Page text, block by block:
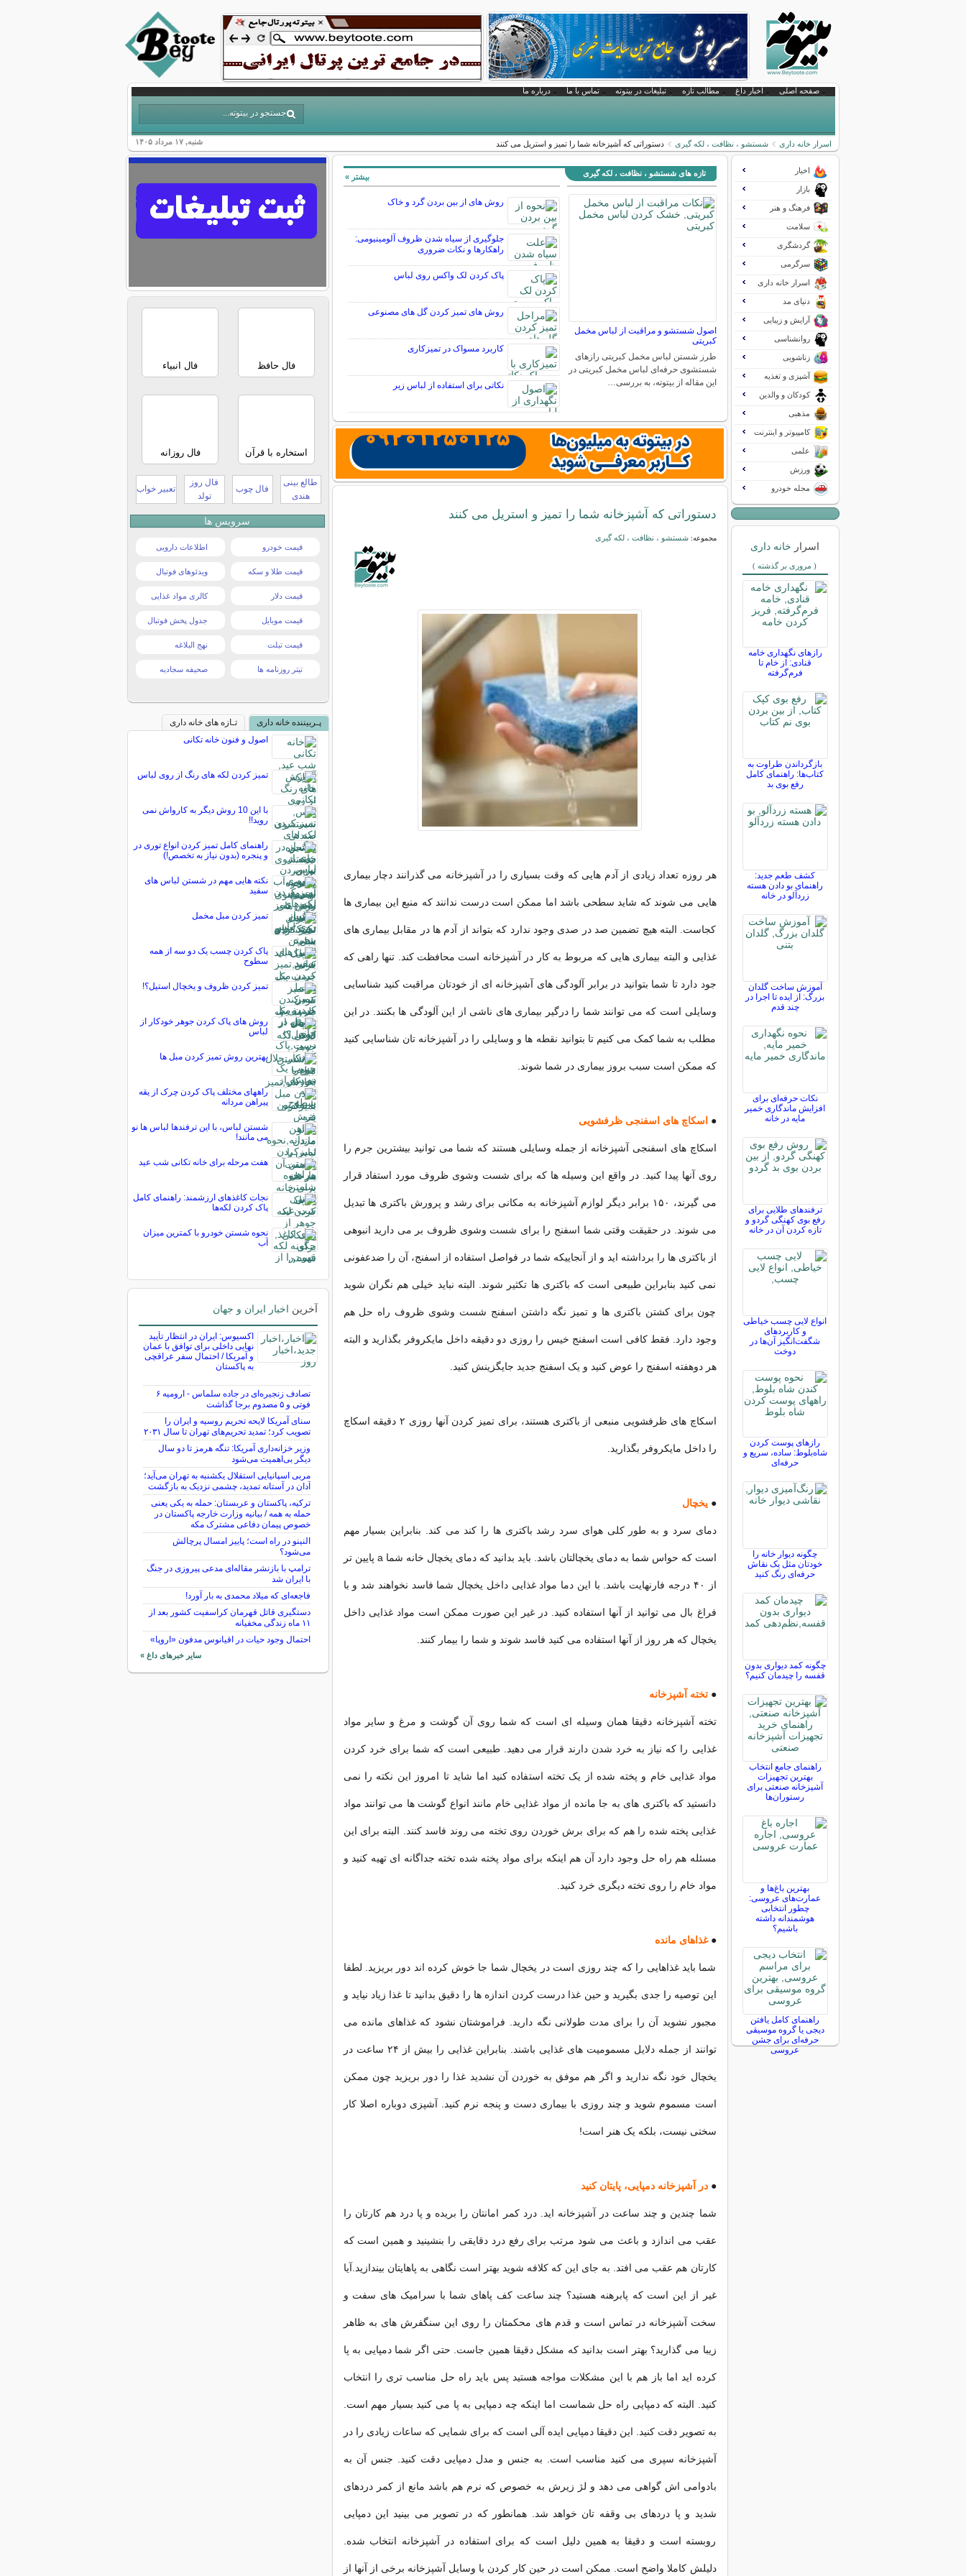
صفحه اصلی اخبار داغ مطالب تازه تبلیغات در بیتوته تماس با ما درباره ما
شنبه, ۱۷ مرداد ۱۴۰۵ اسرار خانه داری شستشو ، نظافت ، لکه گیری دستوراتی که آشپزخانه شما را تمیز و استریل می کنند
تازه های شستشو ، نظافت ، لکه گیری
اصول شستشو و مراقبت از لباس مخمل
کبریتی
طرز شستن لباس مخمل کبریتی رازهای
شستشوی حرفه‌ای لباس مخمل کبریتی در
این مقاله از بیتوته، به بررسی…
روش های از بين بردن گرد و خاک
جلوگیری از سیاه شدن ظروف آلومینیومی:
راهکارها و نکات ضروری
پاک کردن لک واکس روی لباس
روش های تمیز کردن گل های مصنوعی
کاربرد مسواک در تمیزکاری
نکاتی برای استفاده از لباس زیر
بیشتر »
دستوراتی که آشپزخانه شما را تمیز و استریل می کنند
مجموعه:شستشو ، نظافت ، لکه گیری
هر روزه تعداد زیادی از آدم هایی که وقت بسیاری را در آشپزخانه می گذرانند دچار بیماری
هایی می شوند که شاید سطحی باشد اما ممکن است درست ندانند که منبع این بیماری ها
کجاست. البته هیچ تضمین صد در صدی وجود ندارد که بتواند از آدم ها در مقابل بیماری های
غذایی و البته بیماری هایی که مربوط به کار در آشپزخانه است محافظت کند. تنها راهی که
جود دارد تا شما بتوانید در برابر آلودگی های آشپزخانه ای از خودتان مراقبت کنید شناسایی
وسایلی است که می توانند شما را درگیر بیماری های ناشی از این آلودگی ها بکنند. در این
مطلب به شما کمک می کنیم تا بتوانید نقطه ها و وسایلی را در آشپزخانه تان شناسایی کنید
که ممکن است سبب بروز بیماری در شما شوند.
● اسکاچ های اسفنجی ظرفشویی
اسکاچ های اسفنجی آشپزخانه از جمله وسایلی هستند که شما می توانید بیشترین جرم را
روی آنها پیدا کنید. در واقع این وسیله ها که برای شست وشوی ظروف مورد استفاد قرار
می گیرند، ۱۵۰ برابر دیگر لوازم آشپزخانه به مکانی برای رشد و پرورش باکتری ها تبدیل
می شوند. در حقیقت وقتی شما اسفنج را برای شست وشوی ظروف بر می دارید انبوهی
از باکتری ها را برداشته اید و از آنجاییکه شما در فواصل استفاده از اسفنج، آن را ضدعفونی
نمی کنید بنابراین طبیعی است که باکتری ها تکثیر شوند. البته نباید خیلی هم نگران شوید
چون برای کشتن باکتری ها و تمیز نگه داشتن اسفنج شست وشوی ظروف راه حل هم
وجود دارد. فقط کافی است اسفنج خیس را روزی دو دقیقه داخل مایکروفر بگذارید و البته
هر دوهفته اسفنج را عوض کنید و یک اسفنج جدید جایگزینش کنید.
اسکاچ های ظرفشویی منبعی از باکتری هستند، برای تمیز کردن آنها روزی ۲ دقیقه اسکاچ
را داخل مایکروفر بگذارید.
●یخچال
دمای سرد و به طور کلی هوای سرد رشد باکتری ها را کند می کند. بنابراین بسیار مهم
است که حواس شما به دمای یخچالتان باشد. باید بدانید که دمای یخچال خانه شما a پایین تر
از ۴۰ درجه فارنهایت باشد. با این دما مواد غذایی داخل یخچال شما فاسد نخواهند شد و با
فراغ بال می توانید از آنها استفاده کنید. در غیر این صورت ممکن است مواد غذایی داخل
یخچال که هر روز از آنها استفاده می کنید فاسد شوند و شما را بیمار کنند.
●تخته آشپزخانه
تخته آشپزخانه دقیقا همان وسیله ای است که شما روی آن گوشت و مرغ و سایر مواد
غذایی را که نیاز به خرد شدن دارند قرار می دهید. طبیعی است که شما برای خرد کردن
مواد غذایی خام و پخته شده از یک تخته استفاده کنید اما شاید تا امروز این نکته را نمی
دانستید که باکتری های به جا مانده از مواد غذایی خام مانند انواع گوشت ها می توانند مواد
غذایی پخته شده را هم که برای برش خوردن روی تخته می روند فاسد کنند. البته برای این
مسئله هم راه حل وجود دارد آن هم اینکه برای مواد پخته شده تخته جداگانه ای تهیه کنید و
مواد خام را روی تخته دیگری خرد کنید.
●غذاهای مانده
شما باید غذاهایی را که چند روزی است در یخچال شما جا خوش کرده اند دور بریزید. لطفا
این توصیه را جدی بگیرید و حین غذا درست کردن اندازه ها را دقیق بدانید تا غذا زیاد نیاید و
مجبور نشوید آن را برای مدت طولانی نگه دارید. فراموشتان نشود که غذاهای مانده می
توانند از جمله دلایل مسمومیت های غذایی باشند. بنابراین غذایی را بیش از ۲۴ ساعت در
یخچال خود نگه ندارید و اگر هم موفق به خوردن آن نشدید غذا را دور بریزید چون ممکن
است مسموم شوید و چند روزی با بیماری دست و پنجه نرم کنید. آشپزی دوباره اصلا کار
سختی نیست، بلکه یک هنر است!
●در آشپزخانه دمپایی، پایتان کنید
شما چندین و چند ساعت در آشپزخانه اید. درد کمر امانتان را بریده و پا درد هم کارتان را
عقب می اندازد و باعث می شود مرتب برای رفع درد دقایقی را بنشینید و همین است که
کارتان هم عقب می افتد. به جای این که کلافه شوید بهتر است نگاهی به پاهایتان بیندازید.آیا
غیر از این است که پابرهنه هستید؟ چند ساعت کف پاهای شما با سرامیک های سفت و
سخت آشپزخانه در تماس است و قدم های محکمتان را روی این سنگفرش های به ظاهر
زیبا می گذارید؟ بهتر است بدانید که مشکل دقیقا همین جاست. حتی اگر شما دمپایی به پا
کرده اید اما باز هم با این مشکلات مواجه هستید پس باید راه حل مناسب تری را انتخاب
کنید. البته که دمپایی راه حل شماست اما اینکه چه دمپایی به پا می کنید بسیار مهم است.
به تصویر دقت کنید. این دقیقا دمپایی ایده آلی است که برای شمایی که ساعات زیادی را در
آشپزخانه سپری می کنید مناسب است. به جنس و مدل دمپایی دقت کنید. جنس آن به
بادوامی اش گواهی می دهد و لژ زیرش به خصوص که نرم هم باشد مانع از کمر دردهای
شدید و پا دردهای بی وقفه تان خواهد شد. همانطور که در تصویر می بینید این دمپایی
روبسته است و دقیقا به همین دلیل است که برای استفاده در آشپزخانه انتخاب شده.
دلیلش کاملا واضح است. ممکن است در حین کار کردن با وسایل آشپزخانه برخی از آنها از
اخبار
بازار
فرهنگ و هنر
سلامت
گردشگری
سرگرمی
اسرار خانه داری
دنیای مد
آرایش و زیبایی
روانشناسی
زناشویی
آشپزی و تغذیه
کودکان و والدین
مذهبی
کامپیوتر و اینترنت
علمی
ورزش
مجله خودرو
اسرار خانه داری
( مروری بر گذشته )
رازهای نگهداری خامه
قنادی: از خام تا
فرم‌گرفته
بازگرداندن طراوت به
کتاب‌ها: راهنمای کامل
رفع بوی بد
کشف طعم جدید:
راهنمای بو دادن هسته
زردآلو در خانه
آموزش ساخت گلدان
بزرگ: از ایده تا اجرا در
چند قدم
نکات حرفه‌ای برای
افزایش ماندگاری خمیر
مایه در خانه
ترفندهای طلایی برای
رفع بوی کهنگی گردو و
تازه کردن آن در خانه
انواع لایی چسب خیاطی
و کاربردهای
شگفت‌انگیز آن‌ها در
دوخت
رازهای پوست کردن
شاه‌بلوط: ساده، سریع و
حرفه‌ای
چگونه دیوار خانه را
خودتان مثل یک نقاش
حرفه‌ای رنگ کنید
چگونه کمد دیواری بدون
قفسه را چیدمان کنیم؟
راهنمای جامع انتخاب
بهترین تجهیزات
آشپزخانه صنعتی برای
رستوران‌ها
بهترین باغ‌ها و
عمارت‌های عروسی:
چطور انتخابی
هوشمندانه داشته
باشیم؟
راهنمای کامل یافتن
دیجی یا گروه موسیقی
حرفه‌ای برای جشن
عروسی
فال حافظ فال انبیاء
استخاره با قرآن فال روزانه
طالع بینی
هندی
فال چوب
فال روز
تولد
تعبیر خواب
سرویس ها
قیمت خودرو اطلاعات دارویی
قیمت طلا و سکه ویدئوهای فوتبال
قیمت دلار کالری مواد غذایی
قیمت موبایل جدول پخش فوتبال
قیمت تبلت نهج البلاغه
تیتر روزنامه ها صحیفه سجادیه
پـربیننده خانه داری
تـازه های خانه داری
اصول و فنون خانه تکانی
تمیز کردن لکه های رنگ از روی لباس
با این 10 روش دیگر به کارواش نمی
روید!!
راهنمای کامل تمیز کردن انواع توری در
و پنجره (بدون نیاز به تخصص!)
نکته هایی مهم در شستن لباس های
سفید
تمیز کردن مبل مخمل
پاک کردن چسب یک دو سه از همه
سطوح
تمیز کردن ظروف و یخچال استیل؟!
روش های پاک کردن جوهر خودكار از
لباس
بهترین روش تمیز کردن مبل‌ ها
راههاى مختلف پاک کردن چرک از یقه
پیراهن مردانه
شستن لباس، با این ترفندها لباس ها نو
می مانند!
هفت مرحله برای خانه تکانی شب عید
نجات کاغذهای ارزشمند: راهنمای کامل
پاک کردن لکه‌ها
نحوه شستن خودرو با کمترین میزان
آب
آخرین اخبار ایران و جهان
اکسیوس: ایران در انتظار تأیید
نهایی داخلی برای توافق با عمان
و آمریکا / احتمال سفر عراقچی
به پاکستان
تصادف زنجیره‌ای در جاده سلماس - ارومیه ۶
فوتی و ۵ مصدوم برجا گذاشت
سنای آمریکا لایحه تحریم روسیه و ایران را
تصویب کرد؛ تمدید تحریم‌های تهران تا سال ۲۰۳۱
وزیر خزانه‌داری آمریکا: تنگه هرمز تا دو سال
دیگر بی‌اهمیت می‌شود
مربی اسپانیایی استقلال یکشنبه به تهران می‌آید؛
آدان در آستانه تمدید، چشمی نزدیک به بازگشت
ترکیه، پاکستان و عربستان: حمله به یکی یعنی
حمله به همه / بیانیه وزارت خارجه پاکستان در
خصوص پیمان دفاعی مشترک مکه
النینو در راه است؛ پاییز امسال پرچالش
می‌شود؟
ترامپ با بازنشر مقاله‌ای مدعی پیروزی در جنگ
با ایران شد
فاجعه‌ای که میلاد محمدی به بار آورد!
دستگیری قاتل قهرمان کراسفیت کشور بعد از
۱۱ ماه زندگی مخفیانه
احتمال وجود حیات در اقیانوس مدفون «اروپا»
سایر خبرهای داغ »